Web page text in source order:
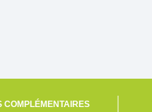
COMPLÉMENTAIRES